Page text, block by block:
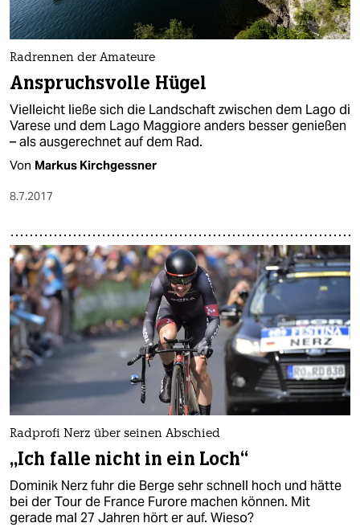
Radrennen der Amateure
Anspruchsvolle Hügel
Vielleicht ließe sich die Landschaft zwischen dem Lago di
Varese und dem Lago Maggiore anders besser genießen
– als ausgerechnet auf dem Rad.
Von Markus Kirchgessner
8.7.2017
Radprofi Nerz über seinen Abschied
„Ich falle nicht in ein Loch“
Dominik Nerz fuhr die Berge sehr schnell hoch und hätte
bei der Tour de France Furore machen können. Mit
gerade mal 27 Jahren hört er auf. Wieso?